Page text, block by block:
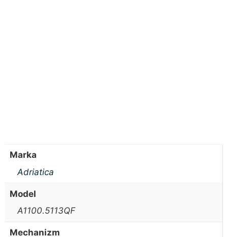
Marka
Adriatica
Model
A1100.5113QF
Mechanizm